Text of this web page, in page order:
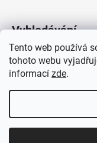
Tento web používá
tohoto webu
informací zde.
Vyhledávání
Copyright 2026
Elektroradce.cz.